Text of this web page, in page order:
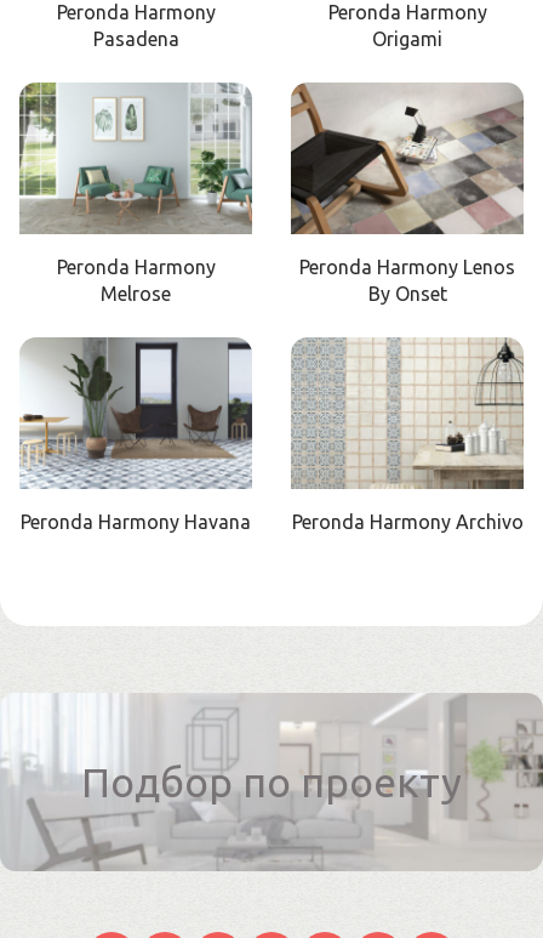
Peronda Harmony
Pasadena
Peronda Harmony
Origami
Peronda Harmony
Melrose
Peronda Harmony Lenos
By Onset
Peronda Harmony Havana Peronda Harmony Archivo
Подбор по проекту